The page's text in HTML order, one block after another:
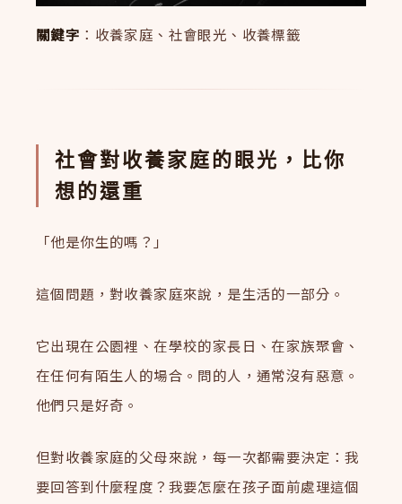
關鍵字 ：收養家庭、社會眼光、收養標籤
社會對收養家庭的眼光，比你
想的還重
「他是你生的嗎？」
這個問題，對收養家庭來說，是生活的一部分。
它出現在公園裡、在學校的家長日、在家族聚會、
在任何有陌生人的場合。問的人，通常沒有惡意。
他們只是好奇。
但對收養家庭的父母來說，每一次都需要決定：我
要回答到什麼程度？我要怎麼在孩子面前處理這個